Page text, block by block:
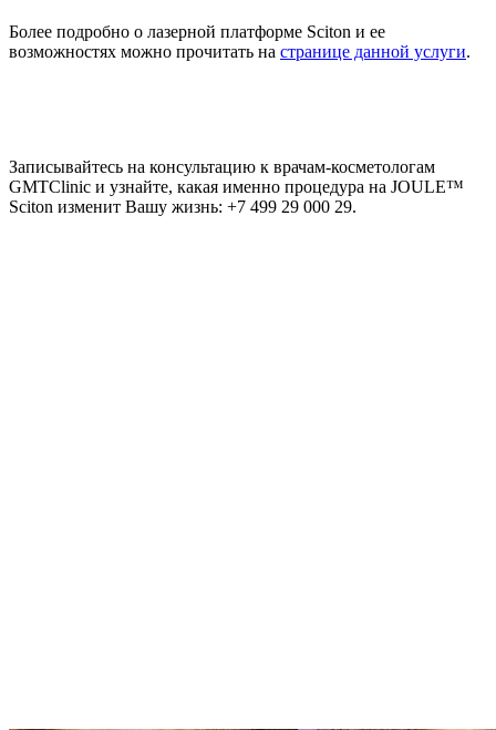
Более подробно о лазерной платформе Sciton и ее
возможностях можно прочитать на странице данной услуги.
Записывайтесь на консультацию к врачам-косметологам
GMTClinic и узнайте, какая именно процедура на JOULE™
Sciton изменит Вашу жизнь: +7 499 29 000 29.